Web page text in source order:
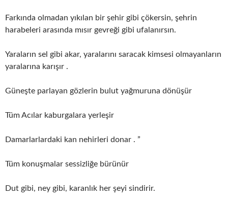
Farkında olmadan yıkılan bir şehir gibi çökersin, şehrin
harabeleri arasında mısır gevreği gibi ufalanırsın.
Yaraların sel gibi akar, yaralarını saracak kimsesi olmayanların
yaralarına karışır .
Güneşte parlayan gözlerin bulut yağmuruna dönüşür
Tüm Acılar kaburgalara yerleşir
Damarlarlardaki kan nehirleri donar . ”
Tüm konuşmalar sessizliğe bürünür
Dut gibi, ney gibi, karanlık her şeyi sindirir.